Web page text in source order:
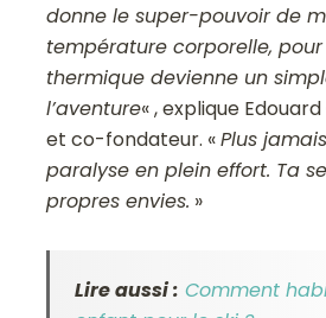
donne le super-pouvoir de
température corporelle,
thermique devienne un
l’aventure« , explique
et co-fondateur. «Plus
paralyse en plein effort. Ta
propres envies. »
Lire aussi : Comment